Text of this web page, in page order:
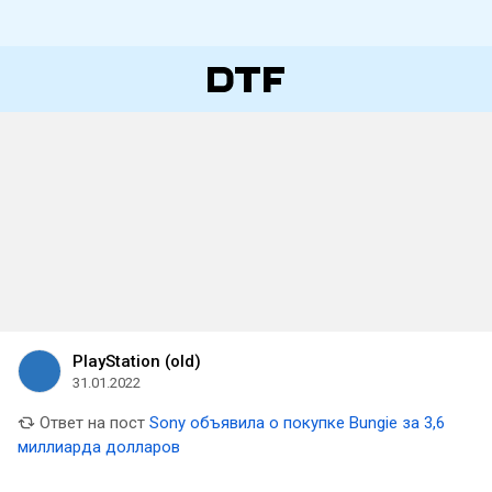
PlayStation (old)
31.01.2022
Ответ на пост Sony объявила о покупке Bungie за 3,6
миллиарда долларов